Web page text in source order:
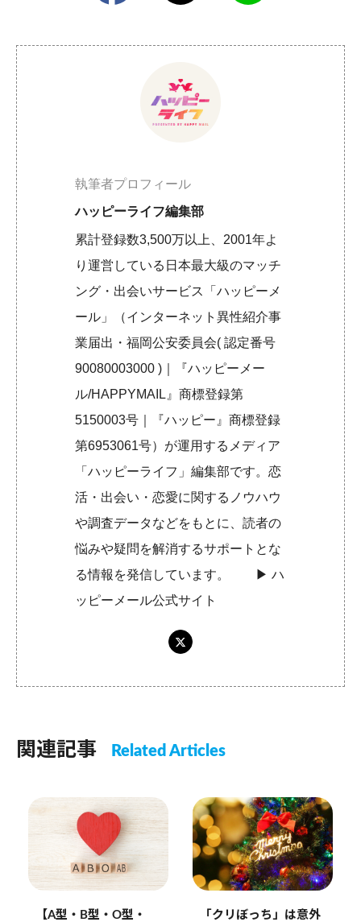
執筆者プロフィール
ハッピーライフ編集部
累計登録数3,500万以上、2001年よ
り運営している日本最大級のマッチ
ング・出会いサービス「ハッピーメ
ール」（インターネット異性紹介事
業届出・福岡公安委員会( 認定番号
90080003000 )｜『ハッピーメー
ル/HAPPYMAIL』商標登録第
5150003号｜『ハッピー』商標登録
第6953061号）が運用するメディア
「ハッピーライフ」編集部です。恋
活・出会い・恋愛に関するノウハウ
や調査データなどをもとに、読者の
悩みや疑問を解消するサポートとな
る情報を発信しています。 ▶︎ハ
ッピーメール公式サイト
関連記事 Related Articles
【A型・B型・O型・
「クリぼっち」は意外